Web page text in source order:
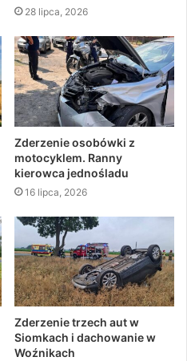
28 lipca, 2026
Zderzenie osobówki z
motocyklem. Ranny
kierowca jednośladu
16 lipca, 2026
Zderzenie trzech aut w
Siomkach i dachowanie w
Woźnikach